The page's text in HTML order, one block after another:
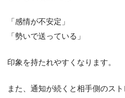
「感情が不安定」
「勢いで送っている」
印象を持たれやすくなります。
また、通知が続くと相手側のス